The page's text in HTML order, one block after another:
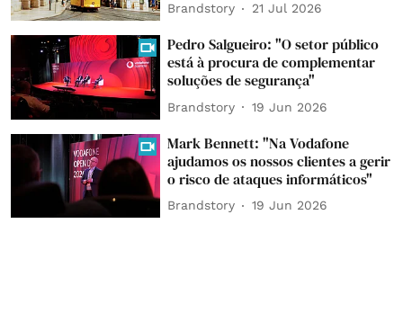
Brandstory 21 Jul 2026
Pedro Salgueiro: "O setor público
está à procura de complementar
soluções de segurança"
Brandstory 19 Jun 2026
Mark Bennett: "Na Vodafone
ajudamos os nossos clientes a gerir
o risco de ataques informáticos"
Brandstory 19 Jun 2026